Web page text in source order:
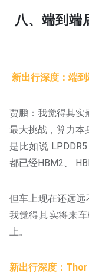
八、端到端
新出行深度：端
贾鹏：我觉得其实
最大挑战，算力本
是比如说
都已经HBM2、
但车上现在还远远
我觉得其实将来
上。
新出行深度：Thor